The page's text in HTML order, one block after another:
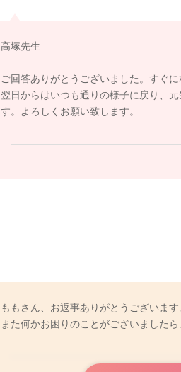
になるのであれば、一度小児科でご相
高塚先生
ご回答ありがとうございました。すぐ
翌日からはいつも通りの様子に戻り、
す。よろしくお願い致します。
ももさん、お返事ありがとうございます
また何かお困りのことがございました